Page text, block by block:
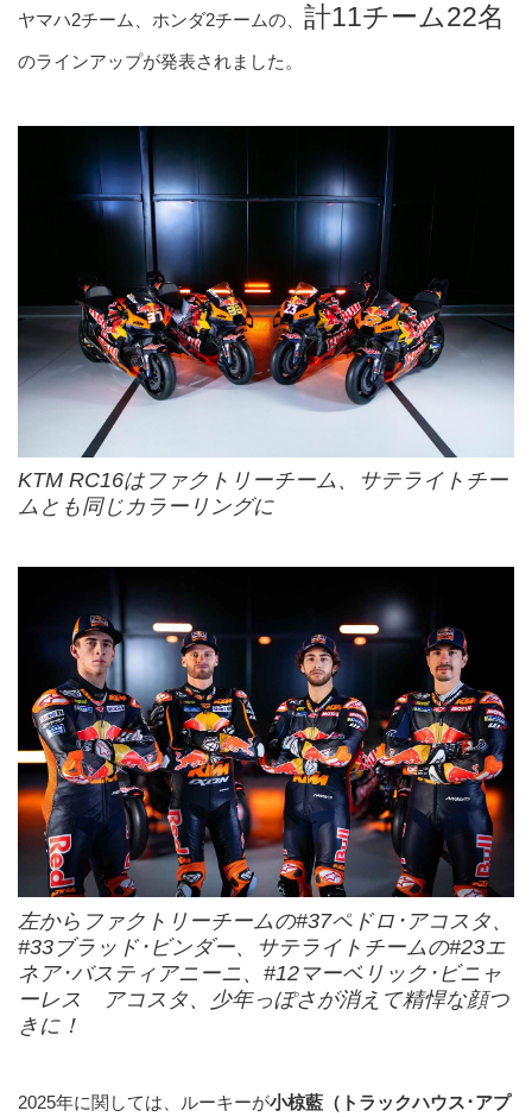
ヤマハ2チーム、ホンダ2チームの、 計11チーム22名
のラインアップが発表されました。
KTM RC16はファクトリーチーム、サテライトチー
ムとも同じカラーリングに
左からファクトリーチームの#37ペドロ･アコスタ、
#33ブラッド･ビンダー、サテライトチームの#23エ
ネア･バスティアニーニ、#12マーベリック･ビニャ
ーレス アコスタ、少年っぽさが消えて精悍な顔つ
きに！
2025年に関しては、ルーキーが小椋藍（トラックハウス･アプ